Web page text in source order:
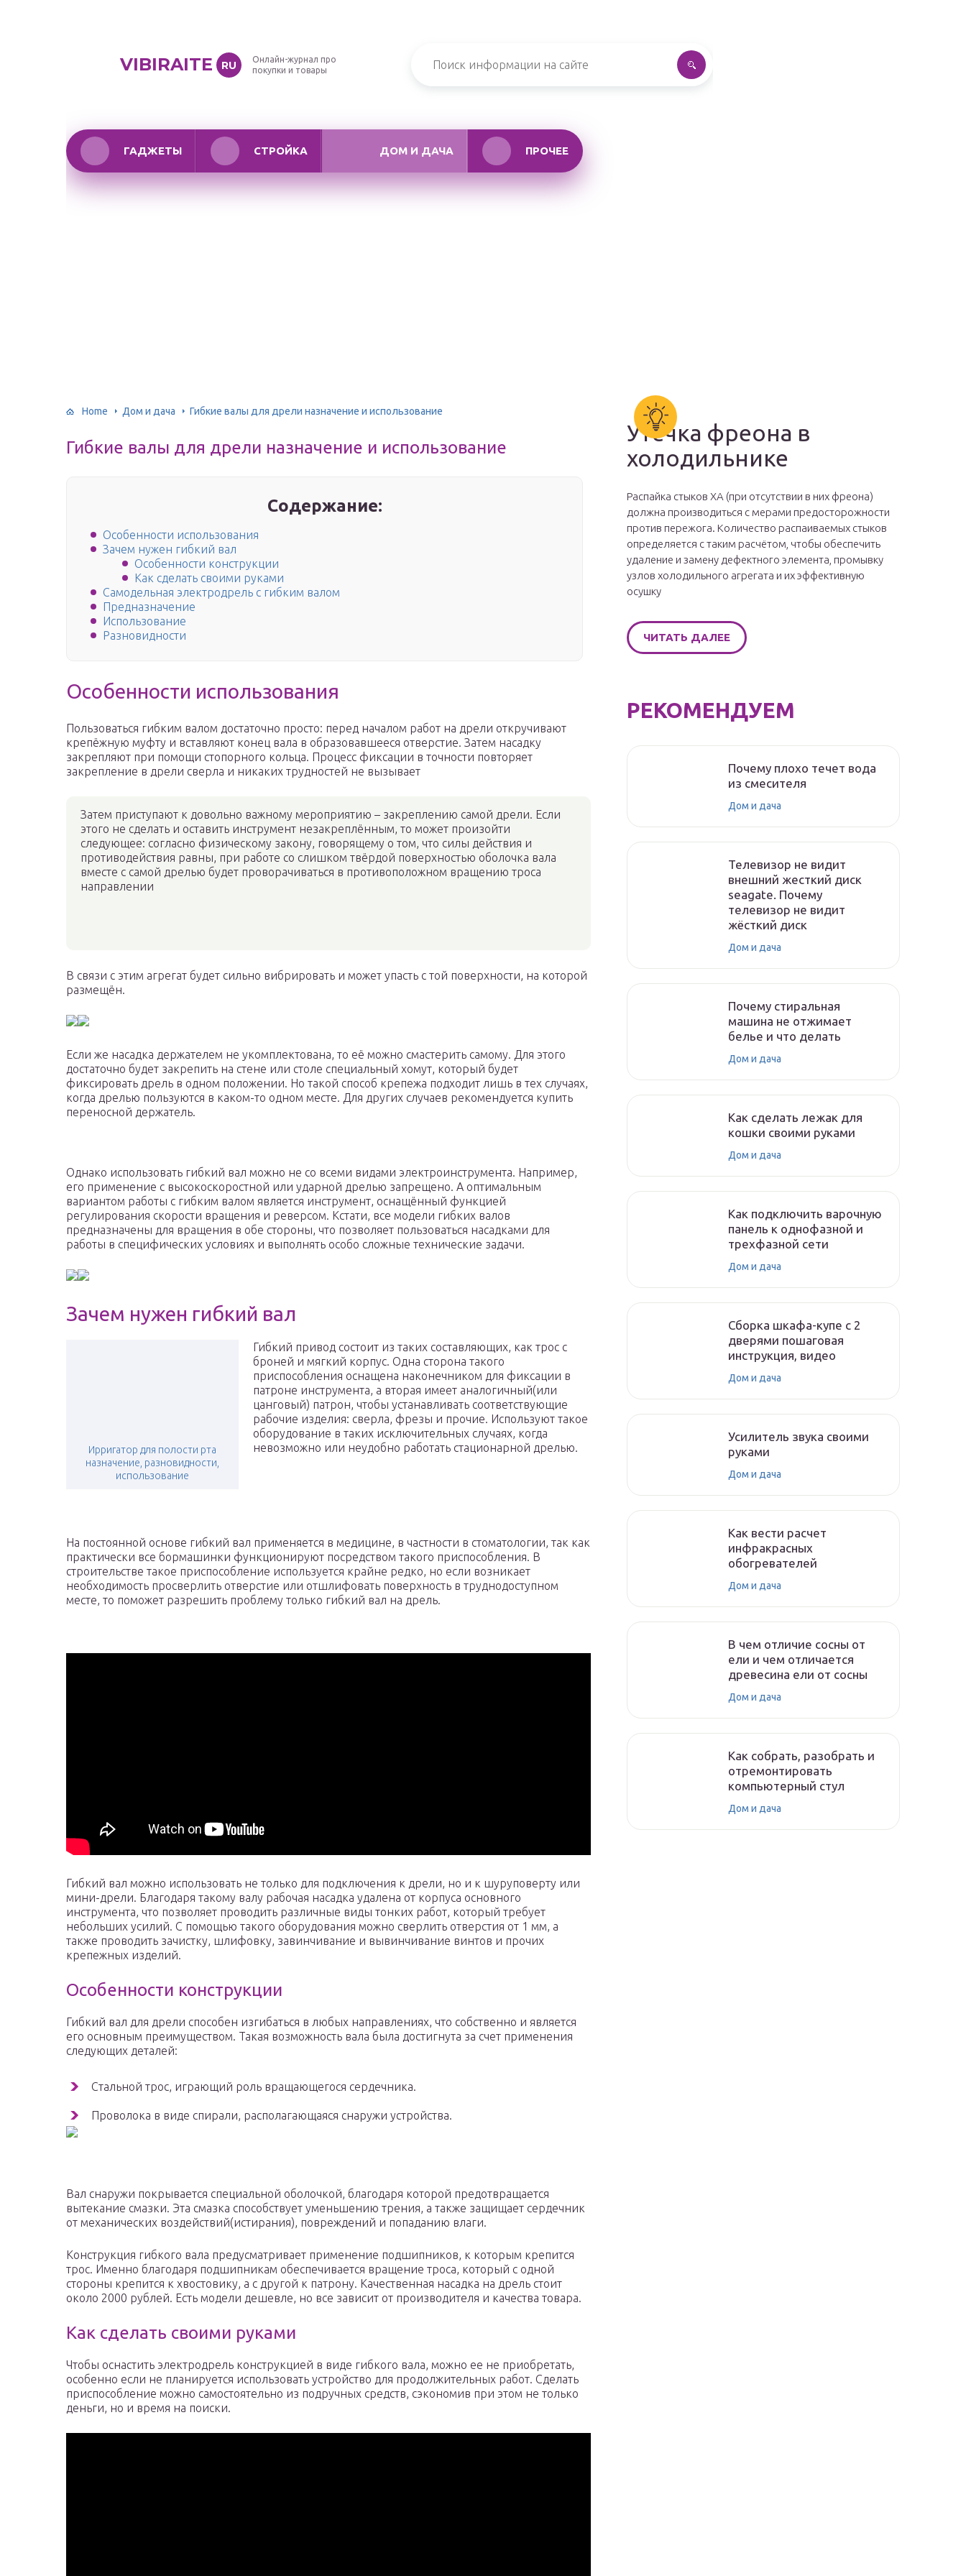
VIBIRAITE RU
Онлайн-журнал про
покупки и товары
ГАДЖЕТЫ СТРОЙКА ДОМ И ДАЧА ПРОЧЕЕ
Home Дом и дача Гибкие валы для дрели назначение и использование
Гибкие валы для дрели назначение и использование
Содержание:
Особенности использования
Зачем нужен гибкий вал
Особенности конструкции
Как сделать своими руками
Самодельная электродрель с гибким валом
Предназначение
Использование
Разновидности
Особенности использования
Пользоваться гибким валом достаточно просто: перед началом работ на дрели откручивают
крепёжную муфту и вставляют конец вала в образовавшееся отверстие. Затем насадку
закрепляют при помощи стопорного кольца. Процесс фиксации в точности повторяет
закрепление в дрели сверла и никаких трудностей не вызывает
Затем приступают к довольно важному мероприятию – закреплению самой дрели. Если
этого не сделать и оставить инструмент незакреплённым, то может произойти
следующее: согласно физическому закону, говорящему о том, что силы действия и
противодействия равны, при работе со слишком твёрдой поверхностью оболочка вала
вместе с самой дрелью будет проворачиваться в противоположном вращению троса
направлении
В связи с этим агрегат будет сильно вибрировать и может упасть с той поверхности, на которой
размещён.
Если же насадка держателем не укомплектована, то её можно смастерить самому. Для этого
достаточно будет закрепить на стене или столе специальный хомут, который будет
фиксировать дрель в одном положении. Но такой способ крепежа подходит лишь в тех случаях,
когда дрелью пользуются в каком-то одном месте. Для других случаев рекомендуется купить
переносной держатель.
Однако использовать гибкий вал можно не со всеми видами электроинструмента. Например,
его применение с высокоскоростной или ударной дрелью запрещено. А оптимальным
вариантом работы с гибким валом является инструмент, оснащённый функцией
регулирования скорости вращения и реверсом. Кстати, все модели гибких валов
предназначены для вращения в обе стороны, что позволяет пользоваться насадками для
работы в специфических условиях и выполнять особо сложные технические задачи.
Зачем нужен гибкий вал
Ирригатор для полости рта
назначение, разновидности,
использование
Гибкий привод состоит из таких составляющих, как трос с
броней и мягкий корпус. Одна сторона такого
приспособления оснащена наконечником для фиксации в
патроне инструмента, а вторая имеет аналогичный(или
цанговый) патрон, чтобы устанавливать соответствующие
рабочие изделия: сверла, фрезы и прочие. Используют такое
оборудование в таких исключительных случаях, когда
невозможно или неудобно работать стационарной дрелью.
На постоянной основе гибкий вал применяется в медицине, в частности в стоматологии, так как
практически все бормашинки функционируют посредством такого приспособления. В
строительстве такое приспособление используется крайне редко, но если возникает
необходимость просверлить отверстие или отшлифовать поверхность в труднодоступном
месте, то поможет разрешить проблему только гибкий вал на дрель.
Гибкий вал можно использовать не только для подключения к дрели, но и к шуруповерту или
мини-дрели. Благодаря такому валу рабочая насадка удалена от корпуса основного
инструмента, что позволяет проводить различные виды тонких работ, который требует
небольших усилий. С помощью такого оборудования можно сверлить отверстия от 1 мм, а
также проводить зачистку, шлифовку, завинчивание и вывинчивание винтов и прочих
крепежных изделий.
Особенности конструкции
Гибкий вал для дрели способен изгибаться в любых направлениях, что собственно и является
его основным преимуществом. Такая возможность вала была достигнута за счет применения
следующих деталей:
Стальной трос, играющий роль вращающегося сердечника.
Проволока в виде спирали, располагающаяся снаружи устройства.
Вал снаружи покрывается специальной оболочкой, благодаря которой предотвращается
вытекание смазки. Эта смазка способствует уменьшению трения, а также защищает сердечник
от механических воздействий(истирания), повреждений и попаданию влаги.
Конструкция гибкого вала предусматривает применение подшипников, к которым крепится
трос. Именно благодаря подшипникам обеспечивается вращение троса, который с одной
стороны крепится к хвостовику, а с другой к патрону. Качественная насадка на дрель стоит
около 2000 рублей. Есть модели дешевле, но все зависит от производителя и качества товара.
Как сделать своими руками
Чтобы оснастить электродрель конструкцией в виде гибкого вала, можно ее не приобретать,
особенно если не планируется использовать устройство для продолжительных работ. Сделать
приспособление можно самостоятельно из подручных средств, сэкономив при этом не только
деньги, но и время на поиски.
Утечка фреона в
холодильнике
Распайка стыков ХА (при отсутствии в них фреона)
должна производиться с мерами предосторожности
против пережога. Количество распаиваемых стыков
определяется с таким расчётом, чтобы обеспечить
удаление и замену дефектного элемента, промывку
узлов холодильного агрегата и их эффективную
осушку
ЧИТАТЬ ДАЛЕЕ
РЕКОМЕНДУЕМ
Почему плохо течет вода
из смесителя
Дом и дача
Телевизор не видит
внешний жесткий диск
seagate. Почему
телевизор не видит
жёсткий диск
Дом и дача
Почему стиральная
машина не отжимает
белье и что делать
Дом и дача
Как сделать лежак для
кошки своими руками
Дом и дача
Как подключить варочную
панель к однофазной и
трехфазной сети
Дом и дача
Сборка шкафа-купе с 2
дверями пошаговая
инструкция, видео
Дом и дача
Усилитель звука своими
руками
Дом и дача
Как вести расчет
инфракрасных
обогревателей
Дом и дача
В чем отличие сосны от
ели и чем отличается
древесина ели от сосны
Дом и дача
Как собрать, разобрать и
отремонтировать
компьютерный стул
Дом и дача